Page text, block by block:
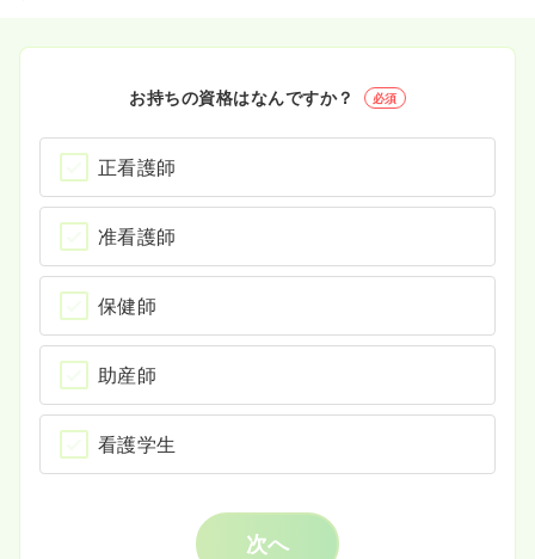
お持ちの資格はなんですか？ 必須
正看護師
准看護師
保健師
助産師
看護学生
次へ